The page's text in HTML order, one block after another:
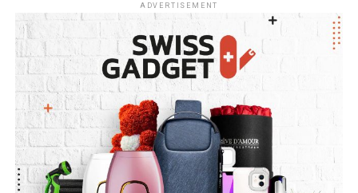
mekanlarından Inspera Mini Sahne’de gerçekleşecek
Nazlı Eray buluşması oldu. Kısmet adeta ayağıma geldi.
Yurt dışında yaşamaya başlayınca yazarlarla bir araya
gelebileceğimiz etkinlikler insanın gözünde çok daha
değerli hale geliyor. Bir yazarı dinleyebilmek, kitabının
hikayesini kendi sesinden duyabilmek ve aynı salonda
başka okurlarla buluşabilmek büyük bir ayrıcalık gibi
geliyor. Bunu benim gibi göçmen kuşlar sanırım çok daha
iyi anlayacaktır.
ADVERTISEMENT